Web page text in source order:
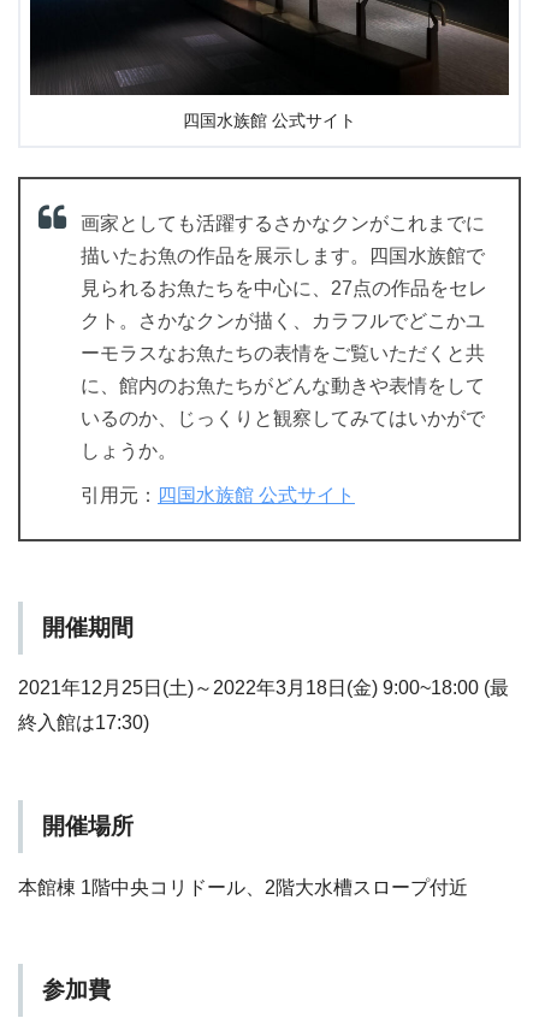
四国水族館 公式サイト
画家としても活躍するさかなクンがこれまでに
描いたお魚の作品を展示します。四国水族館で
見られるお魚たちを中心に、27点の作品をセレ
クト。さかなクンが描く、カラフルでどこかユ
ーモラスなお魚たちの表情をご覧いただくと共
に、館内のお魚たちがどんな動きや表情をして
いるのか、じっくりと観察してみてはいかがで
しょうか。
引用元： 四国水族館 公式サイト
開催期間
2021年12月25日(土)～2022年3月18日(金) 9:00~18:00 (最
終入館は17:30)
開催場所
本館棟 1階中央コリドール、2階大水槽スロープ付近
参加費